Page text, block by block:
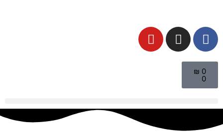
₪ 0
0